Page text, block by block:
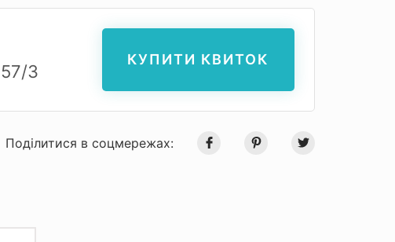
57/3
КУПИТИ КВИТОК
Поділитися в соцмережах: